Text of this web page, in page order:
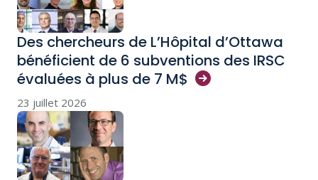
Des chercheurs de L’Hôpital d’Ottawa
bénéficient de 6 subventions des IRSC
évaluées à plus de 7 M$
23 juillet 2026